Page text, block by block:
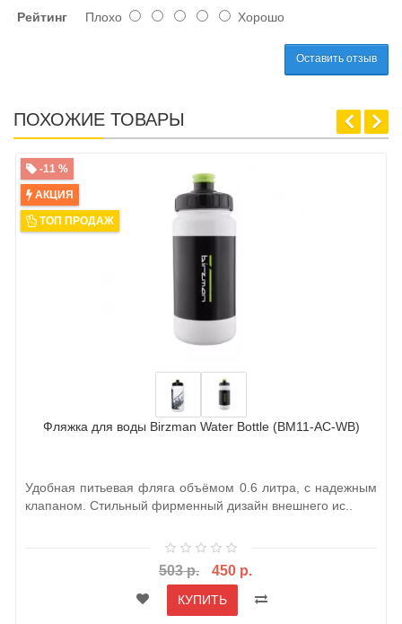
Рейтинг Плохо Хорошо
Оставить отзыв
ПОХОЖИЕ ТОВАРЫ
-11 %
АКЦИЯ
ТОП ПРОДАЖ
Фляжка для воды Birzman Water Bottle (BM11-AC-WB)
Удобная питьевая фляга объёмом 0.6 литра, с надежным
клапаном. Стильный фирменный дизайн внешнего ис..
503 р. 450 р.
КУПИТЬ